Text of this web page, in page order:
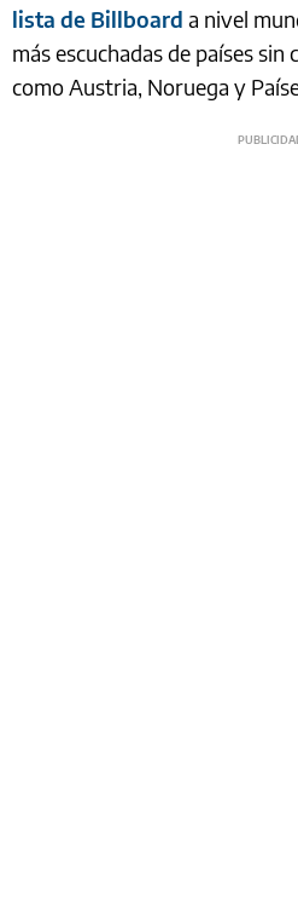
lista de Billboard a nivel
más escuchadas de países
como Austria, Noruega y